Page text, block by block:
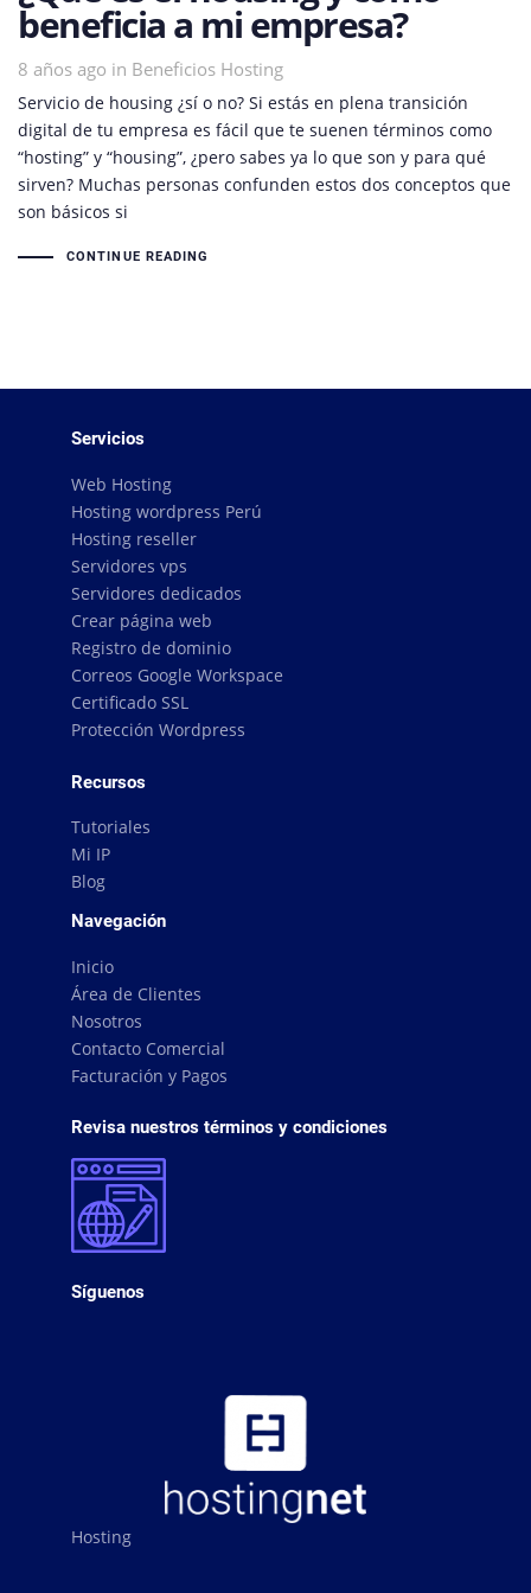
beneficia a mi empresa?
8 años ago in
Tags Beneficios Hosting
Servicio de housing ¿sí o no? Si estás en plena transición
digital de tu empresa es fácil que te suenen términos como
“hosting” y “housing”, ¿pero sabes ya lo que son y para qué
sirven? Muchas personas confunden estos dos conceptos que
son básicos si
CONTINUE READING
Servicios
Web Hosting
Hosting wordpress Perú
Hosting reseller
Servidores vps
Servidores dedicados
Crear página web
Registro de dominio
Correos Google Workspace
Certificado SSL
Protección Wordpress
Recursos
Tutoriales
Mi IP
Blog
Navegación
Inicio
Área de Clientes
Nosotros
Contacto Comercial
Facturación y Pagos
Revisa nuestros términos y condiciones
Síguenos
Hosting